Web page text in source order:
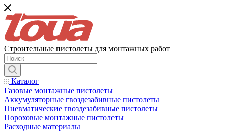
Строительные пистолеты для монтажных работ
Каталог
Газовые монтажные пистолеты
Аккумуляторные гвоздезабивные пистолеты
Пневматические гвоздезабивные пистолеты
Пороховые монтажные пистолеты
Расходные материалы